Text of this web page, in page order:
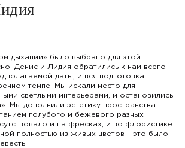
дыхании» было выбрано для этой
Денис и Лидия обратились к нам всего
даты, и вся подготовка
темпе. Мы искали место для
светлыми интерьерами, и остановились
Мы дополнили эстетику пространства
голубого и бежевого разных
и на фресках, и во флористике
полностью из живых цветов – это было